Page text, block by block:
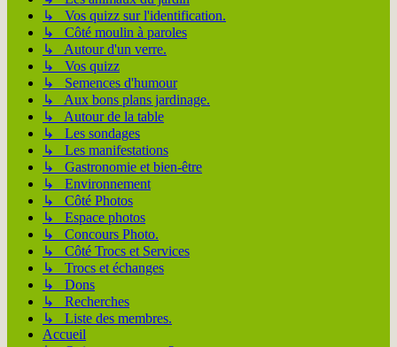
↳ Vos quizz sur l'identification.
↳ Côté moulin à paroles
↳ Autour d'un verre.
↳ Vos quizz
↳ Semences d'humour
↳ Aux bons plans jardinage.
↳ Autour de la table
↳ Les sondages
↳ Les manifestations
↳ Gastronomie et bien-être
↳ Environnement
↳ Côté Photos
↳ Espace photos
↳ Concours Photo.
↳ Côté Trocs et Services
↳ Trocs et échanges
↳ Dons
↳ Recherches
↳ Liste des membres.
Accueil